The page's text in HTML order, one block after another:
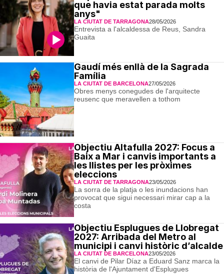
que havia estat parada molts
anys"
LA CIUTAT DE TARRAGONA28/05/2026
Entrevista a l'alcaldessa de Reus, Sandra
Guaita
Gaudí més enllà de la Sagrada
Família
LA CIUTAT DE BARCELONA27/05/2026
Obres menys conegudes de l'arquitecte
reusenc que meravellen a tothom
Objectiu Altafulla 2027: Focus a
Baix a Mar i canvis importants a
les llistes per les pròximes
eleccions
LA CIUTAT DE TARRAGONA23/05/2026
La sorra de la platja o les inundacions han
provocat que sigui necessari mirar cap a la
costa
Objectiu Esplugues de Llobregat
2027: Arribada del Metro al
municipi i canvi històric d’alcalde
LA CIUTAT DE BARCELONA23/05/2026
El canvi de Pilar Díaz a Eduard Sanz marca la
història de l'Ajuntament d'Esplugues